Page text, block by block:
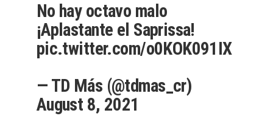
No hay octavo malo
¡Aplastante el Saprissa!
pic.twitter.com/o0KOK091IX
— TD Más (@tdmas_cr)
August 8, 2021